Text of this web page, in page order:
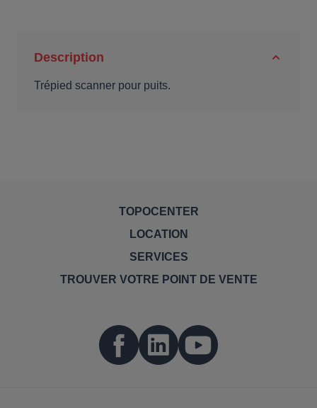
Description
Trépied scanner pour puits.
TOPOCENTER
LOCATION
SERVICES
TROUVER VOTRE POINT DE VENTE